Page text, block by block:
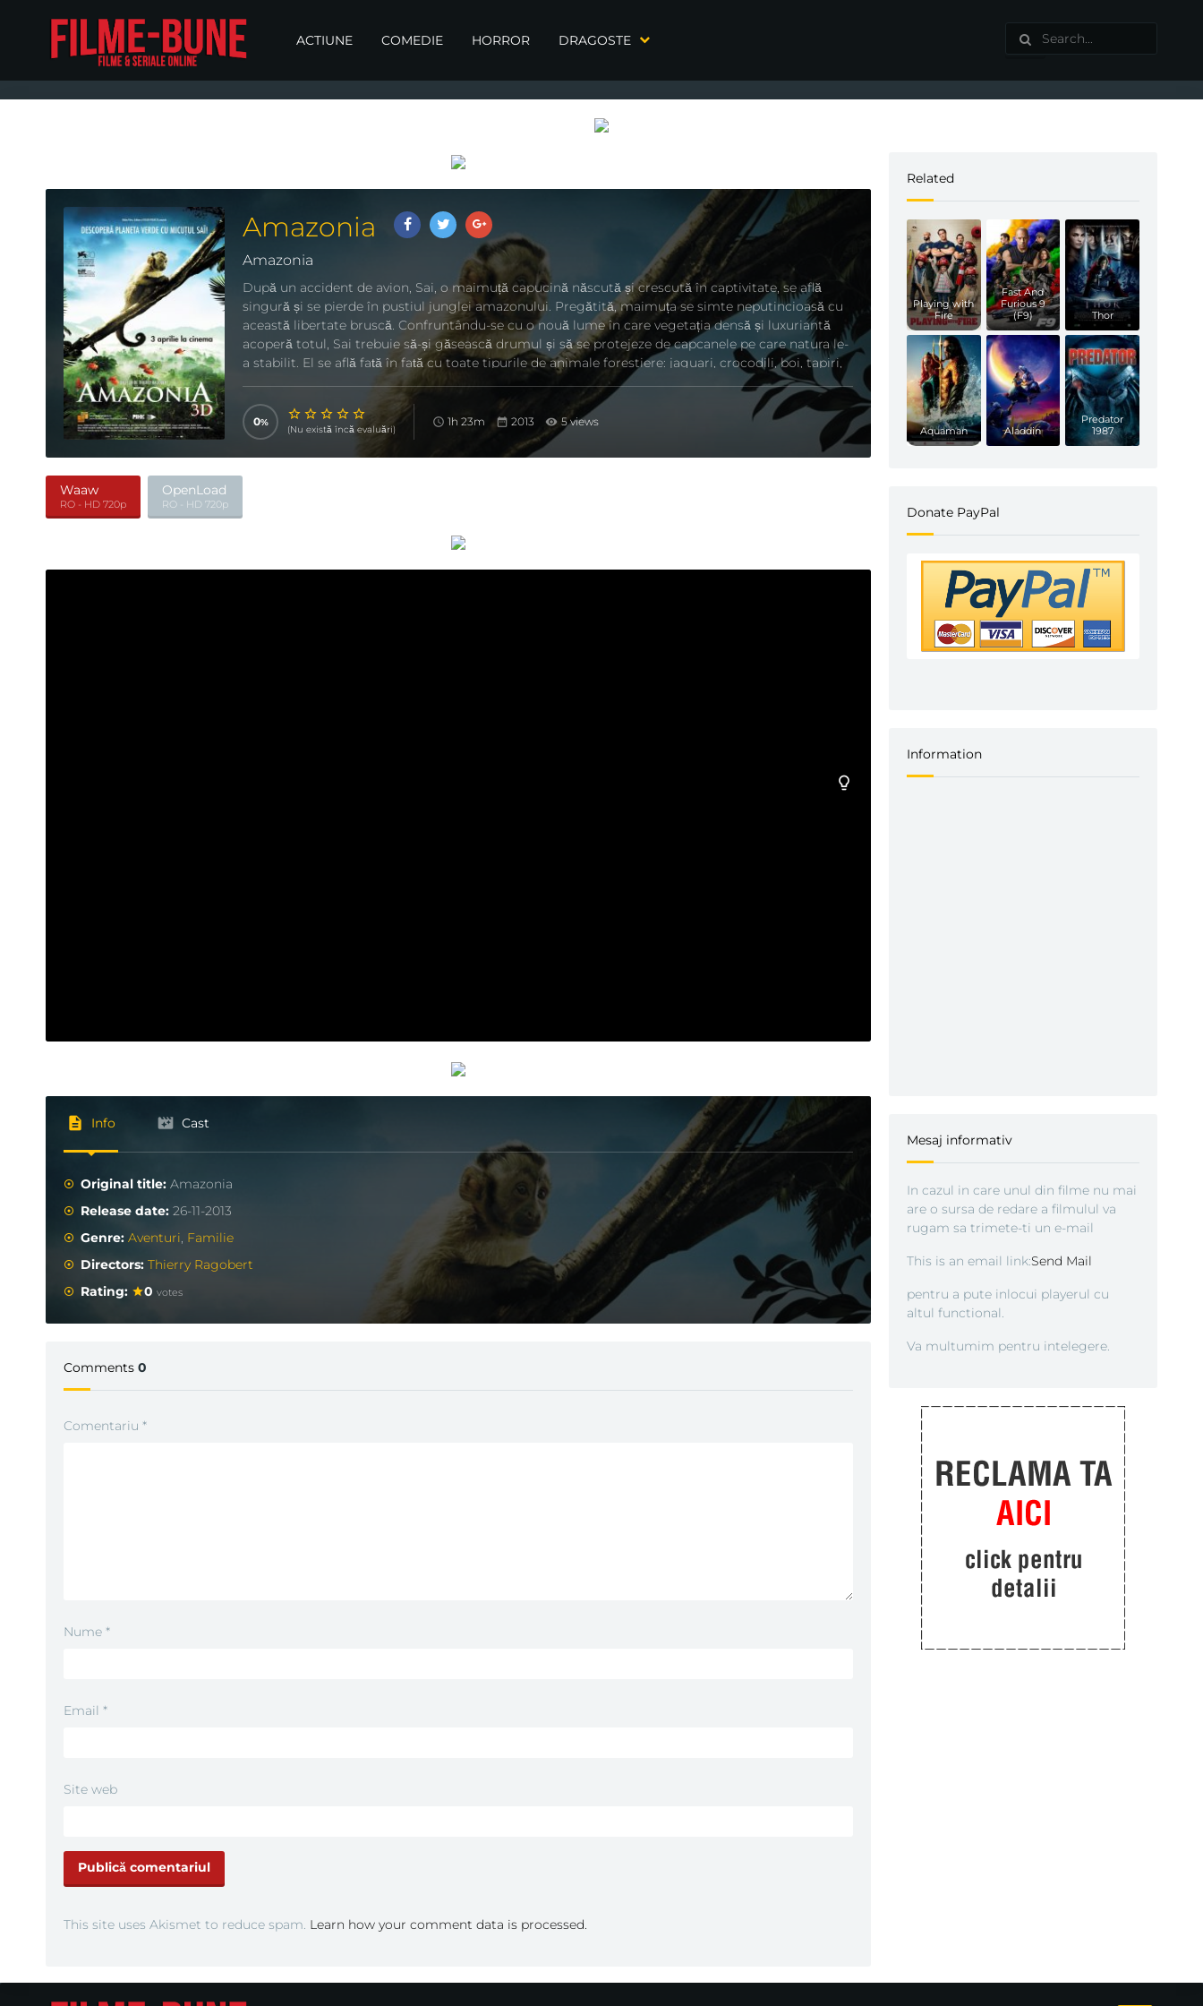
ACTIUNE COMEDIE HORROR DRAGOSTE
Amazonia
Amazonia
După un accident de avion, Sai, o maimuță capucină născută și crescută în captivitate, se află
singură și se pierde în pustiul junglei amazonului. Pregătită, maimuța se simte neputincioasă cu
această libertate bruscă. Confruntându-se cu o nouă lume în care vegetația densă și luxuriantă
acoperă totul, Sai trebuie să-și găsească drumul și să se protejeze de capcanele pe care natura le-
a stabilit. El se află față în față cu toate tipurile de animale forestiere: jaguari, crocodili, boi, tapiri,
vidri gigant și multe altele. Sai înțelege curând că găsirea unor maimuțe capucin și adoptarea lor
poate fi singura lui speranță de supraviețuire.
0
(Nu există încă evaluări)
1h 23m 2013 5 views
Waaw
RO - HD 720p
OpenLoad
RO - HD 720p
Info Cast
Original title:Amazonia
Release date:26-11-2013
Genre:Aventuri, Familie
Directors:Thierry Ragobert
Rating:
0 votes
Comments 0
Comentariu *
Nume *
Email *
Site web
This site uses Akismet to reduce spam. Learn how your comment data is processed.
Related
Playing with
Fire
Fast And
Furious 9
(F9)
Thor
Aquaman Aladdin
Predator
1987
Donate PayPal
Information
Mesaj informativ
In cazul in care unul din filme nu mai
are o sursa de redare a filmulul va
rugam sa trimete-ti un e-mail
This is an email link:Send Mail
pentru a pute inlocui playerul cu
altul functional.
Va multumim pentru intelegere.